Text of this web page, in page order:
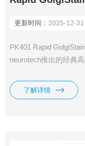
更新时间： 2025-12-31
PK401 Rapid
neurotech推出的经典
年历史的银渗镀原理优
酸钾 + 汞盐后处理）
了解详情